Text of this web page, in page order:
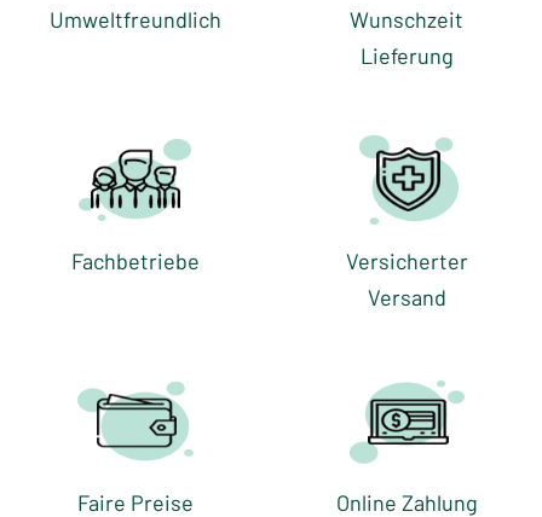
Umweltfreundlich
Wunschzeit
Lieferung
Fachbetriebe
Versicherter
Versand
Faire Preise Online Zahlung